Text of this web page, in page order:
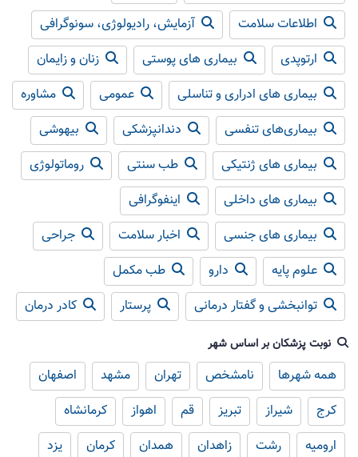
اطلاعات سلامت
آزمایش، رادیولوژی، سونوگرافی
ارتوپدی
بیماری های پوستی
زنان و زایمان
بیماری های ادراری و تناسلی
عمومی
مشاوره
بیماری‌های تنفسی
دندانپزشکی
بیهوشی
بیماری های ژنتیکی
طب سنتی
روماتولوژی
بیماری های داخلی
اینفوگرافی
بیماری های جنسی
اخبار سلامت
جراحی
علوم پایه
دارو
طب مکمل
توانبخشی و گفتار درمانی
پرستار کادر درمان
نوبت پزشکان بر اساس شهر
همه شهرها نامشخص تهران مشهد
اصفهان
کرج
شیراز تبریز قم اهواز
کرمانشاه
ارومیه
رشت زاهدان همدان کرمان
یزد